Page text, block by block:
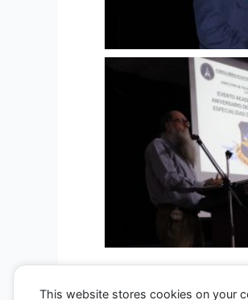
This website stores cookies on your